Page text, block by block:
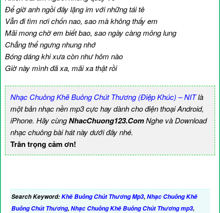
Để giờ anh ngồi đây lặng im với những tái tê
Vẫn đi tìm nơi chốn nao, sao mà không thấy em
Mãi mong chờ em biết bao, sao ngày càng mông lung
Chẳng thể ngưng nhung nhớ
Bóng dáng khi xưa còn như hôm nào
Giờ này mình đã xa, mãi xa thật rồi
Nhạc Chuông Khẽ Buông Chút Thương (Điệp Khúc) – NITlà
một bản nhạc nền mp3 cực hay dành cho điện thoại Android,
iPhone. Hãy cùngNhacChuong123.ComNghe và Download
nhạc chuông bài hát này dưới đây nhé.
Trân trọng cảm ơn!
Search Keyword:Khẽ Buông Chút Thương Mp3,Nhạc Chuông Khẽ
Buông Chút Thương,Nhạc Chuông Khẽ Buông Chút Thương mp3,